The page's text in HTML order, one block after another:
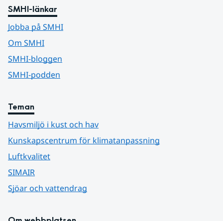
SMHI-länkar
Jobba på SMHI
Om SMHI
SMHI-bloggen
SMHI-podden
Teman
Havsmiljö i kust och hav
Kunskapscentrum för klimatanpassning
Luftkvalitet
SIMAIR
Sjöar och vattendrag